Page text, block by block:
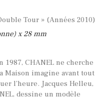
Tour » (Années 2010)
x 28 mm
1987, CHANEL ne cherche
Maison imagine avant tout
l’heure. Jacques Helleu,
dessine un modèle